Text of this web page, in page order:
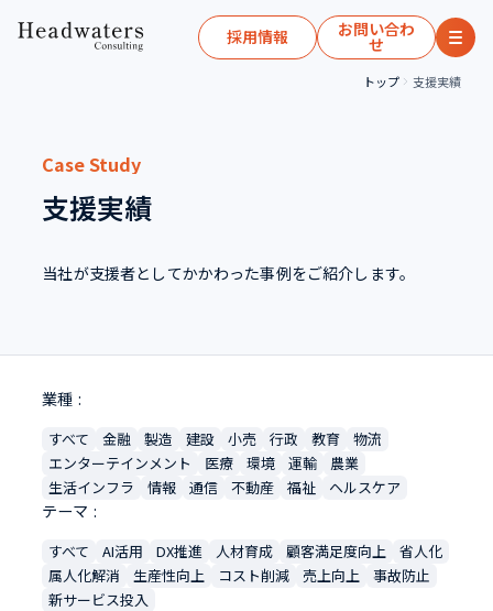
採用情報 お問い合わ
せ
トップ 支援実績
Case Study
支援実績
当社が支援者としてかかわった事例をご紹介します。
業種
すべて 金融 製造 建設 小売 行政 教育
物流
エンターテインメント
医療 環境 運輸
農業
生活インフラ
情報 通信 不動産 福祉 ヘルスケア
テーマ
すべて AI活用 DX推進 人材育成 顧客満足度向上
省人化
属人化解消
生産性向上 コスト削減 売上向上
事故防止
新サービス投入